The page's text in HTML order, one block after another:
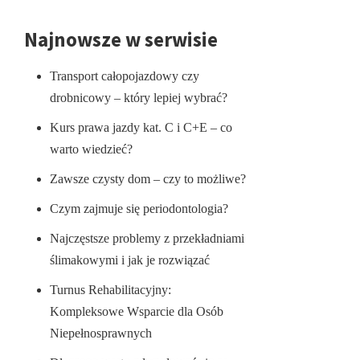
Najnowsze w serwisie
Transport całopojazdowy czy
drobnicowy – który lepiej wybrać?
Kurs prawa jazdy kat. C i C+E – co
warto wiedzieć?
Zawsze czysty dom – czy to możliwe?
Czym zajmuje się periodontologia?
Najczęstsze problemy z przekładniami
ślimakowymi i jak je rozwiązać
Turnus Rehabilitacyjny:
Kompleksowe Wsparcie dla Osób
Niepełnosprawnych